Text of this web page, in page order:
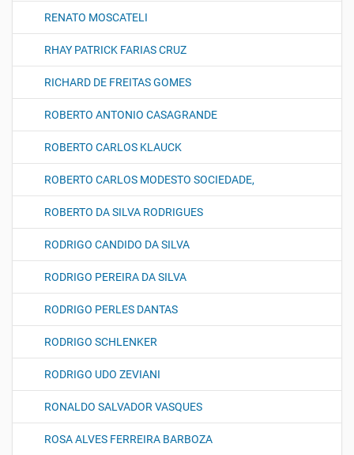
RENATO MOSCATELI
RHAY PATRICK FARIAS CRUZ
RICHARD DE FREITAS GOMES
ROBERTO ANTONIO CASAGRANDE
ROBERTO CARLOS KLAUCK
ROBERTO CARLOS MODESTO SOCIEDADE,
ROBERTO DA SILVA RODRIGUES
RODRIGO CANDIDO DA SILVA
RODRIGO PEREIRA DA SILVA
RODRIGO PERLES DANTAS
RODRIGO SCHLENKER
RODRIGO UDO ZEVIANI
RONALDO SALVADOR VASQUES
ROSA ALVES FERREIRA BARBOZA